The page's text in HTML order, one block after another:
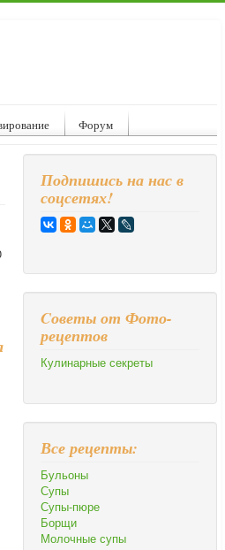
Форум
Подпишись на нас в
соцсетях!
Cоветы от Фото-
рецептов
Кулинарные секреты
Все рецепты:
Бульоны
Супы
Супы-пюре
Борщи
Молочные супы